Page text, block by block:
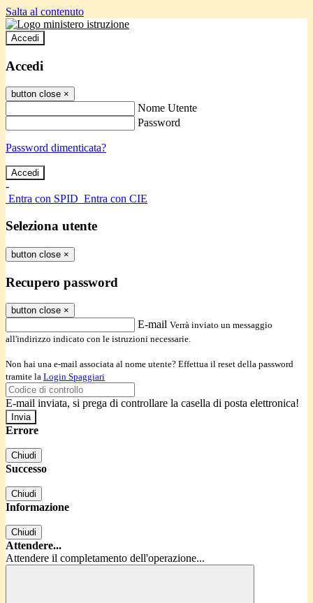
Salta al contenuto
Accedi
Accedi
button close ×
Nome Utente
Password
Password dimenticata?
-
Entra con SPID Entra con CIE
Seleziona utente
button close ×
Recupero password
button close ×
E-mail Verrà inviato un messaggio
all'indirizzo indicato con le istruzioni necessarie.
Non hai una e-mail associata al nome utente? Effettua il reset della password
tramite la Login Spaggiari
E-mail inviata, si prega di controllare la casella di posta elettronica!
Errore
Chiudi
Successo
Chiudi
Informazione
Chiudi
Attendere...
Attendere il completamento dell'operazione...